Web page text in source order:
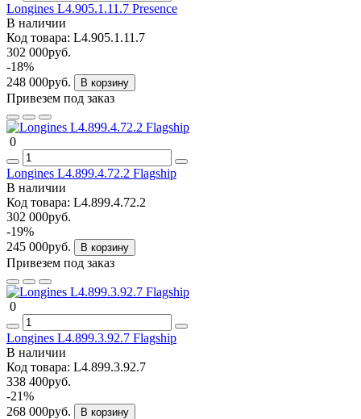
Longines L4.905.1.11.7 Presence
В наличии
Код товара: L4.905.1.11.7
302 000руб.
-18%
248 000руб.
В корзину
Привезем под заказ
0
Longines L4.899.4.72.2 Flagship
В наличии
Код товара: L4.899.4.72.2
302 000руб.
-19%
245 000руб.
В корзину
Привезем под заказ
0
Longines L4.899.3.92.7 Flagship
В наличии
Код товара: L4.899.3.92.7
338 400руб.
-21%
268 000руб.
В корзину